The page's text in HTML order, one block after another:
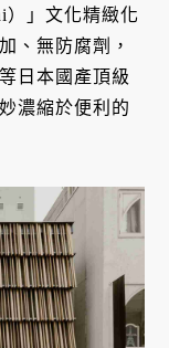
）」文化精緻化
、無防腐劑，
日本國產頂級
濃縮於便利的